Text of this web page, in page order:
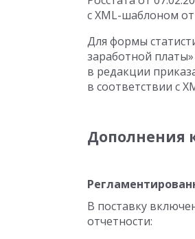
с XML-шаблоном
Для формы
заработной
в редакции
в соответствии с
Дополнения
В поставку
отчетности: